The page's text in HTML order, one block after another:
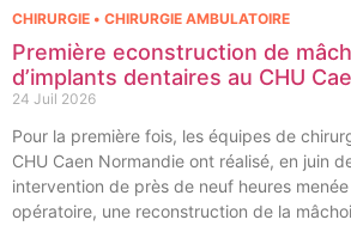
Première econstruction de
d’implants dentaires au CHU
24 Juil 2026
CHIRURGIE • CHIRURGIE AMBULATOIRE
Pour la première fois, les équipes de
CHU Caen Normandie ont réalisé, en juin
intervention de près de neuf heures
opératoire, une reconstruction de la